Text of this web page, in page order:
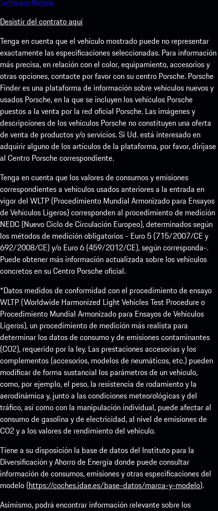
Desistir del contrato aquí
Tenga en cuenta que el vehículo mostrado puede no representar
exactamente las especificaciones seleccionadas. Para información
más precisa, en relación con el color, equipamiento, accesorios y
otras opciones, contacte por favor con su centro Porsche. Porsche
Finder es una plataforma de información sobre vehículos nuevos y
usados Porsche, en la que se incluyen los vehículos Porsche
puestos a la venta por la red oficial Porsche. Las imágenes y
descripciones de los vehículos Porsche no constituyen una oferta
de venta de productos y/o servicios. Si Ud. está interesado en
adquirir alguno de los artículos de la plataforma, por favor, diríjase
al Centro Porsche correspondiente.
Tenga en cuenta que los valores de consumos y emisiones
correspondientes a vehículos usados anteriores a la entrada en
vigor del WLTP (Procedimiento Mundial Armonizado para Ensayos
de Vehículos Ligeros) corresponden al procedimiento de medición
NEDC (Nuevo Ciclo de Circulación Europeo), determinados según
los métodos de medición obligatorios - Euro 5 (715/2007/CE y
692/2008/CE) y/o Euro 6 (459/2012/CE), según corresponda-.
Puede obtener más información actualizada sobre los vehículos
concretos en su Centro Porsche oficial.
*Datos medidos de conformidad con el procedimiento de ensayo
WLTP (Worldwide Harmonized Light Vehicles Test Procedure o
Procedimiento Mundial Armonizado para Ensayos de Vehículos
Ligeros), un procedimiento de medición más realista para
determinar los datos de consumo y de emisiones contaminantes
(CO2), requerido por la ley. Las prestaciones accesorias y los
complementos (accesorios, modelos de neumáticos, etc.) pueden
modificar de forma sustancial los parámetros de un vehículo,
como, por ejemplo, el peso, la resistencia de rodamiento y la
aerodinámica y, junto a las condiciones meteorológicas y del
tráfico, así como con la manipulación individual, puede afectar al
consumo de gasolina y de electricidad, al nivel de emisiones de
CO2 y a los valores de rendimiento del vehículo.
Tiene a su disposición la base de datos del Instituto para la
Diversificación y Ahorro de Energía donde puede consultar
información de consumos, emisiones y otras especificaciones del
modelo (https://coches.idae.es/base-datos/marca-y-modelo).
Asimismo, podrá encontrar información relevante sobre los